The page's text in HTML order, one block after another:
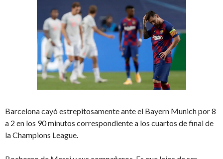
Barcelona cayó estrepitosamente ante el Bayern Munich por 8
a 2 en los 90 minutos correspondiente a los cuartos de final de
la Champions League.